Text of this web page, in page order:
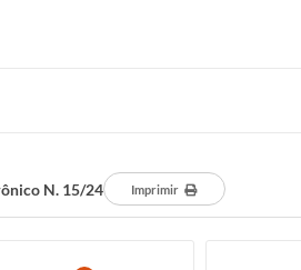
N. 15/24 Imprimir